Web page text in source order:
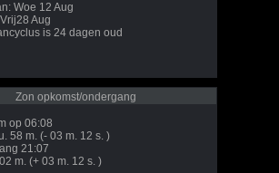
Woe 12 Aug
Aug
is 24 dagen oud
Zon opkomst/ondergang
op 06:08
58 m. (- 03 m. 12 s. )
21:07
m. (+ 03 m. 12 s. )